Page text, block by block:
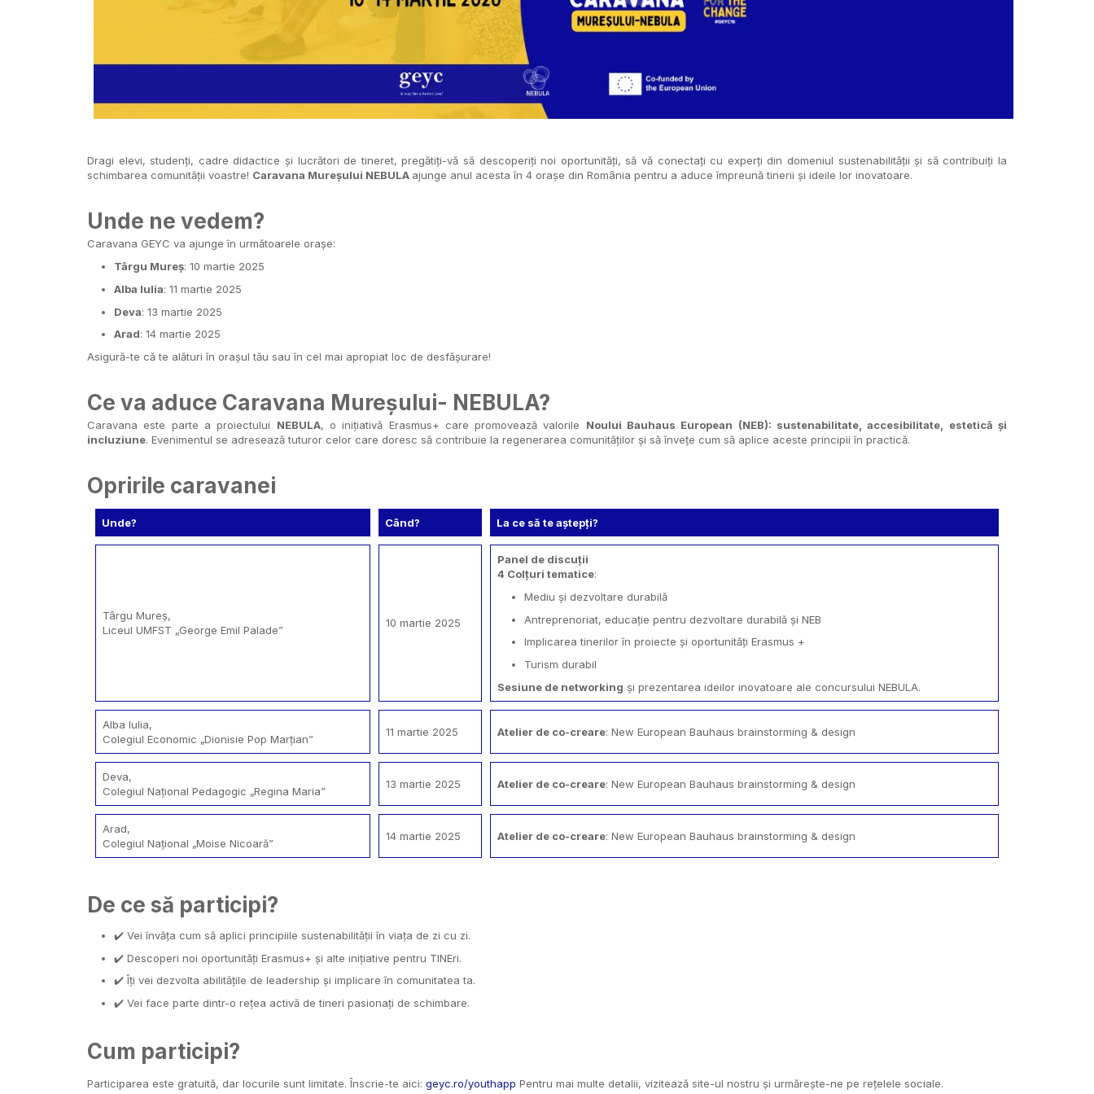
Dragi elevi, studenți, cadre didactice și lucrători de tineret, pregătiți-vă să descoperiți noi oportunități, să vă conectați cu experți din domeniul sustenabilității și să contribuiți la
schimbarea comunității voastre! Caravana Mureșului NEBULA ajunge anul acesta în 4 orașe din România pentru a aduce împreună tinerii și ideile lor inovatoare.
Unde ne vedem?
Caravana GEYC va ajunge în următoarele orașe:
Târgu Mureș: 10 martie 2025
Alba Iulia: 11 martie 2025
Deva: 13 martie 2025
Arad: 14 martie 2025
Asigură-te că te alături în orașul tău sau în cel mai apropiat loc de desfășurare!
Ce va aduce Caravana Mureșului- NEBULA?
Caravana este parte a proiectului NEBULA, o inițiativă Erasmus+ care promovează valorile Noului Bauhaus European (NEB): sustenabilitate, accesibilitate, estetică și
incluziune. Evenimentul se adresează tuturor celor care doresc să contribuie la regenerarea comunităților și să învețe cum să aplice aceste principii în practică.
Opririle caravanei
Unde? Când? La ce să te aștepți?
Târgu Mureș,
Liceul UMFST „George Emil Palade”
10 martie 2025
Panel de discuții
4 Colțuri tematice:
Mediu și dezvoltare durabilă
Antreprenoriat, educație pentru dezvoltare durabilă și NEB
Implicarea tinerilor în proiecte și oportunități Erasmus +
Turism durabil
Sesiune de networking și prezentarea ideilor inovatoare ale concursului NEBULA.
Alba Iulia,
Colegiul Economic „Dionisie Pop Marțian”
11 martie 2025 Atelier de co-creare: New European Bauhaus brainstorming & design
Deva,
Colegiul Național Pedagogic „Regina Maria”
13 martie 2025 Atelier de co-creare: New European Bauhaus brainstorming & design
Arad,
Colegiul Național „Moise Nicoară”
14 martie 2025 Atelier de co-creare: New European Bauhaus brainstorming & design
De ce să participi?
✔️ Vei învăța cum să aplici principiile sustenabilității în viața de zi cu zi.
✔️ Descoperi noi oportunități Erasmus+ și alte inițiative pentru TINEri.
✔️ Îți vei dezvolta abilitățile de leadership și implicare în comunitatea ta.
✔️ Vei face parte dintr-o rețea activă de tineri pasionați de schimbare.
Cum participi?
Participarea este gratuită, dar locurile sunt limitate. Înscrie-te aici: geyc.ro/youthapp Pentru mai multe detalii, vizitează site-ul nostru și urmărește-ne pe rețelele sociale.